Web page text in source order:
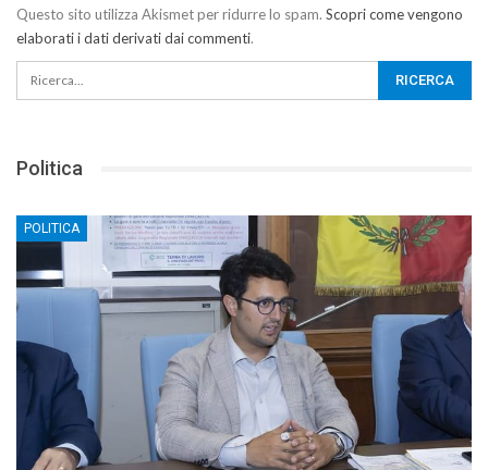
Questo sito utilizza Akismet per ridurre lo spam. Scopri come vengono
elaborati i dati derivati dai commenti.
Politica
POLITICA